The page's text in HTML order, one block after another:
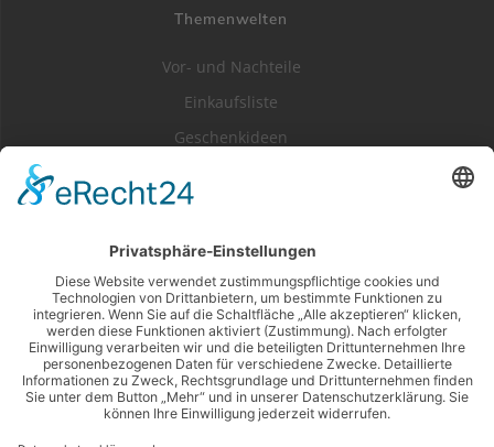
Themenwelten
Vor- und Nachteile
Einkaufsliste
Geschenkideen
Kategorien
Dessert / Kuchen
Frühstück
Hauptspeisen
Küchenhelfer